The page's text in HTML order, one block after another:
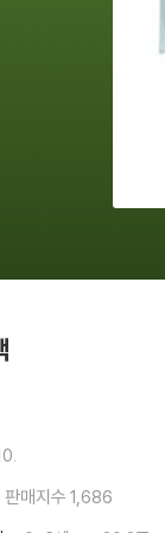
판매지수 1,686